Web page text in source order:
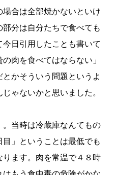
合は全部焼かないといけ
分は自分たちで食べても
日引用したことも書いて
肉を食べてはならない」
かそういう問題というよ
ゃないかと思いました。
当時は冷蔵庫なんてもの
」ということは最低でも
ります。肉を常温で４８時